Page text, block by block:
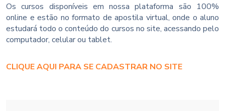
Os cursos disponíveis em nossa plataforma são 100%
online e estão no formato de apostila virtual, onde o aluno
estudará todo o conteúdo do cursos no site, acessando pelo
computador, celular ou tablet.
CLIQUE AQUI PARA SE CADASTRAR NO SITE